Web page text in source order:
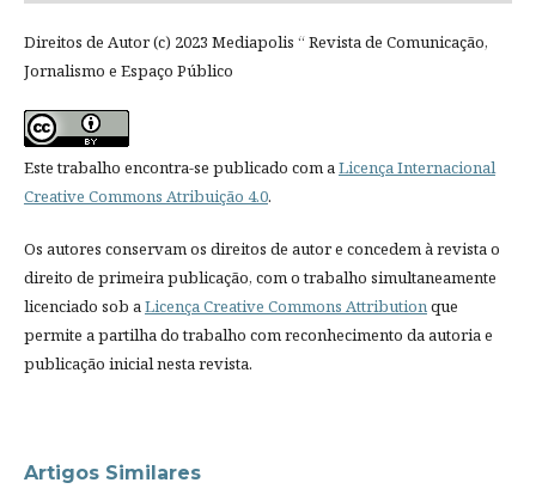
Direitos de Autor (c) 2023 Mediapolis “ Revista de Comunicação,
Jornalismo e Espaço Público
Este trabalho encontra-se publicado com a Licença Internacional
Creative Commons Atribuição 4.0.
Os autores conservam os direitos de autor e concedem à revista o
direito de primeira publicação, com o trabalho simultaneamente
licenciado sob a Licença Creative Commons Attribution que
permite a partilha do trabalho com reconhecimento da autoria e
publicação inicial nesta revista.
Artigos Similares